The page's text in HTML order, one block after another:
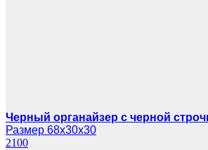
Черный органайзер с черной
Размер 68х30х30
2100